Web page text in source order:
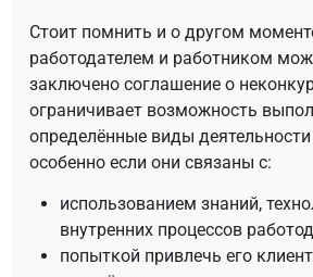
Стоит помнить и о другом
работодателем и работником
заключено соглашение о
ограничивает возможность
определённые виды деятельности
особенно если они связаны с:
использованием знаний,
внутренних процессов
попыткой привлечь его